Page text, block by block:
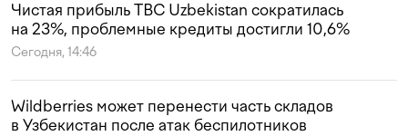
Чистая прибыль TBC Uzbekistan сократилась
на 23%, проблемные кредиты достигли 10,6%
Сегодня, 14:46
Wildberries может перенести часть складов
в Узбекистан после атак беспилотников